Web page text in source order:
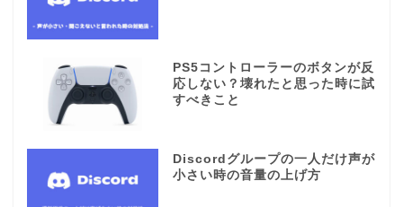
PS5コントローラーのボタンが反
応しない？壊れたと思った時に試
すべきこと
Discordグループの一人だけ声が
小さい時の音量の上げ方